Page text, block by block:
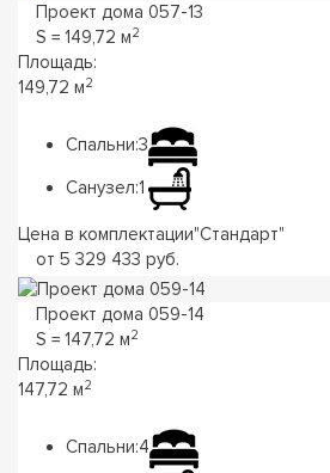
Проект дома 057-13
S = 149,72 м2
Площадь:
149,72 м2
Спальни:3
Санузел:1
Цена в комплектации"Стандарт"
от 5 329 433 руб.
Проект дома 059-14
S = 147,72 м2
Площадь:
147,72 м2
Спальни:4